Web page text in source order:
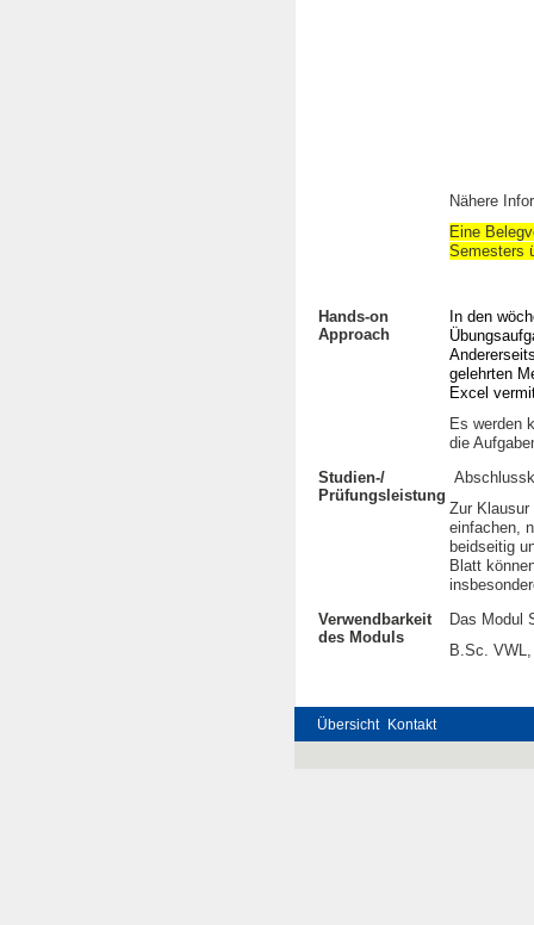
Nähere
Eine
Semesters
Hands-on
Approach
In den
gelehrten
Excel
Es werden
die
Studien-/
Prüfungsleistung
Zur
einfachen,
beidseitig
Blatt
Verwendbarkeit
des Moduls
Das Modul
B.Sc.
Übersicht Kontakt